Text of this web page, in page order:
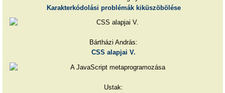
Karakterkódolási problémák kiküszöbölése
Bártházi András:
CSS alapjai V.
Ustak: